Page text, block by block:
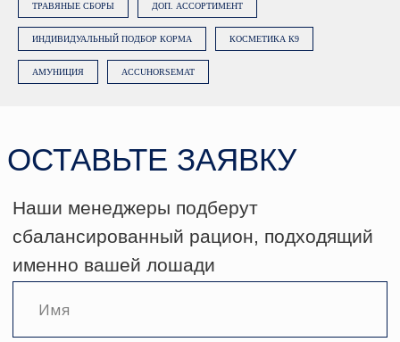
ТРАВЯНЫЕ СБОРЫ ДОП. АССОРТИМЕНТ
ИНДИВИДУАЛЬНЫЙ ПОДБОР КОРМА КОСМЕТИКА К9
АМУНИЦИЯ ACCUHORSEMAT
Нажимая на кнопку «Заказать
консультацию», вы даетесогласие на
обработку персональных данных
Подробнее об обработке данных в
Политике.